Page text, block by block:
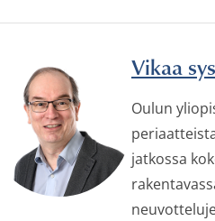
Vikaa
Oulun
jatkossa